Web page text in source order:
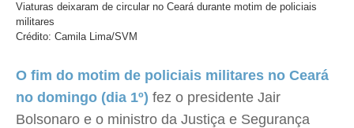
Viaturas deixaram de circular no Ceará durante motim de policiais
militares
Crédito: Camila Lima/SVM
O fim do motim de policiais militares no Ceará
no domingo (dia 1º) fez o presidente Jair
Bolsonaro e o ministro da Justiça e Segurança